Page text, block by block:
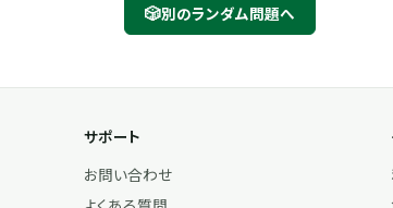
🎲別のランダム問題へ
サポート
お問い合わせ